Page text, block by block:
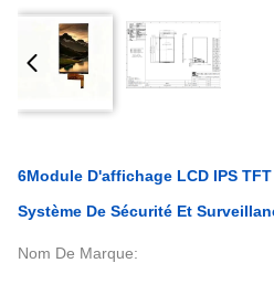
6Module D'affichage LCD IPS
Système De Sécurité Et
Nom De Marque: